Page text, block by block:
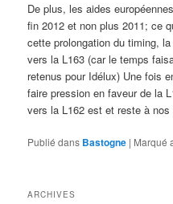
De plus, les aides
fin 2012 et non plus 2011; ce
cette prolongation du timing,
vers la L163 (car le temps
retenus pour Idélux) Une fois
faire pression en faveur de la
vers la L162 est et reste à
Publié dans Bastogne | Marqué
ARCHIVES